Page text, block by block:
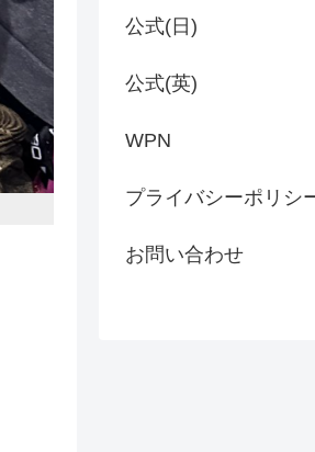
公式(日)
公式(英)
WPN
プライバシーポリシ
お問い合わせ